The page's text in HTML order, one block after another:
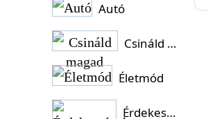
Autó
Csináld magad
Életmód
Érdekességek